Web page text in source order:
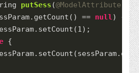
putSess (@ModelAttribute
getCount () == null ) {
setCount (1 );
{
setCount (sessParam.